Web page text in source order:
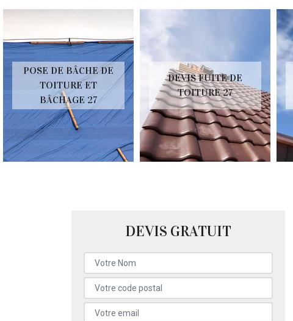
POSE DE BÂCHE DE
TOITURE ET
BÂCHAGE 27
DEVIS FUITE DE
TOITURE 27
DEVIS GRATUIT